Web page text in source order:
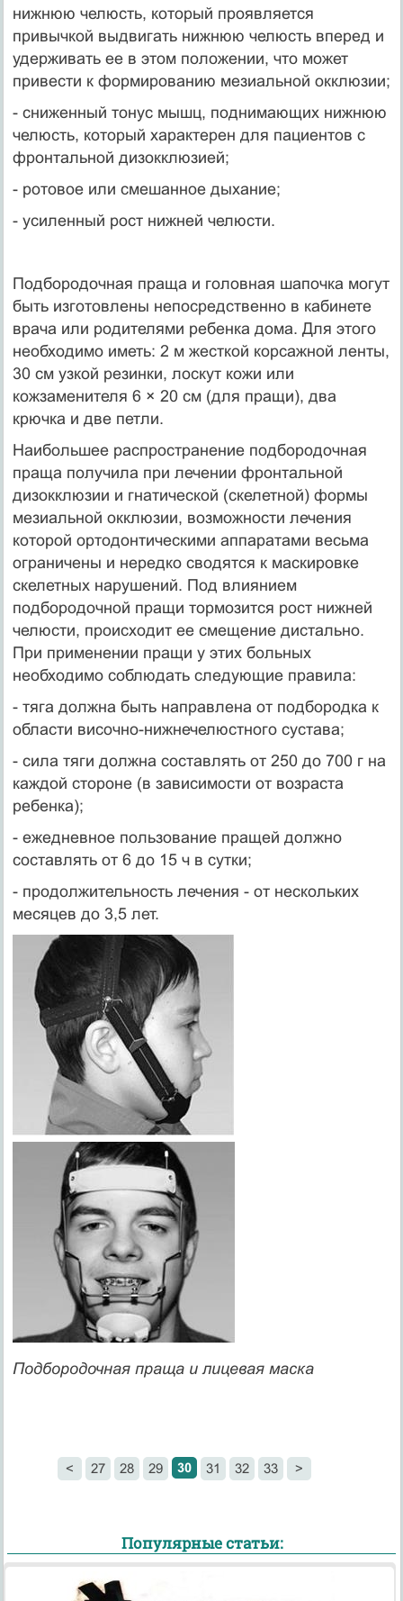
нижнюю челюсть, который проявляется
привычкой выдвигать нижнюю челюсть вперед и
удерживать ее в этом положении, что может
привести к формированию мезиальной окклюзии;
- сниженный тонус мышц, поднимающих нижнюю
челюсть, который характерен для пациентов с
фронтальной дизокклюзией;
- ротовое или смешанное дыхание;
- усиленный рост нижней челюсти.
Подбородочная праща и головная шапочка могут
быть изготовлены непосредственно в кабинете
врача или родителями ребенка дома. Для этого
необходимо иметь: 2 м жесткой корсажной ленты,
30 см узкой резинки, лоскут кожи или
кожзаменителя 6 × 20 см (для пращи), два
крючка и две петли.
Наибольшее распространение подбородочная
праща получила при лечении фронтальной
дизокклюзии и гнатической (скелетной) формы
мезиальной окклюзии, возможности лечения
которой ортодонтическими аппаратами весьма
ограничены и нередко сводятся к маскировке
скелетных нарушений. Под влиянием
подбородочной пращи тормозится рост нижней
челюсти, происходит ее смещение дистально.
При применении пращи у этих больных
необходимо соблюдать следующие правила:
- тяга должна быть направлена от подбородка к
области височно-нижнечелюстного сустава;
- сила тяги должна составлять от 250 до 700 г на
каждой стороне (в зависимости от возраста
ребенка);
- ежедневное пользование пращей должно
составлять от 6 до 15 ч в сутки;
- продолжительность лечения - от нескольких
месяцев до 3,5 лет.
Подбородочная праща и лицевая маска
< 27 28 29 30 31 32 33 >
Популярные статьи: